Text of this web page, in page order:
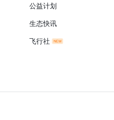
公益计划
生态快讯
飞行社